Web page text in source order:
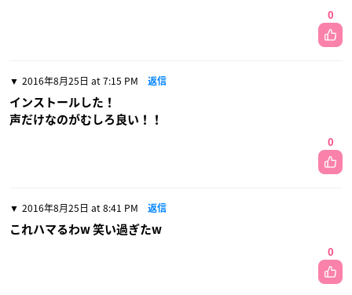
0
2016年8月25日 at 7:15 PM 返信
インストールした！
声だけなのがむしろ良い！！
0
2016年8月25日 at 8:41 PM 返信
これハマるわw 笑い過ぎたw
0